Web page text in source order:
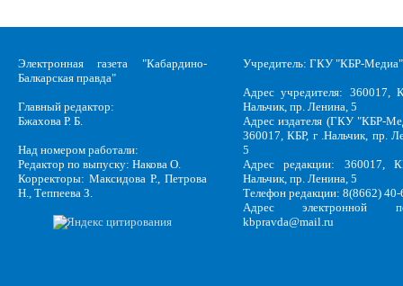
Электронная газета "Кабардино-
Балкарская правда"
Главный редактор:
Бжахова Р. Б.
Над номером работали:
Редактор по выпуску: Накова О.
Корректоры: Максидова Р., Петрова
Н., Теппеева З.
Учредитель: ГКУ "КБР-Медиа"
Адрес учредителя: 360017,
Нальчик, пр. Ленина, 5
Адрес издателя (ГКУ "КБР-
360017, КБР, г .Нальчик, пр.
5
Адрес редакции: 360017,
Нальчик, пр. Ленина, 5
Телефон редакции: 8(8662)
Адрес электронной
kbpravda@mail.ru